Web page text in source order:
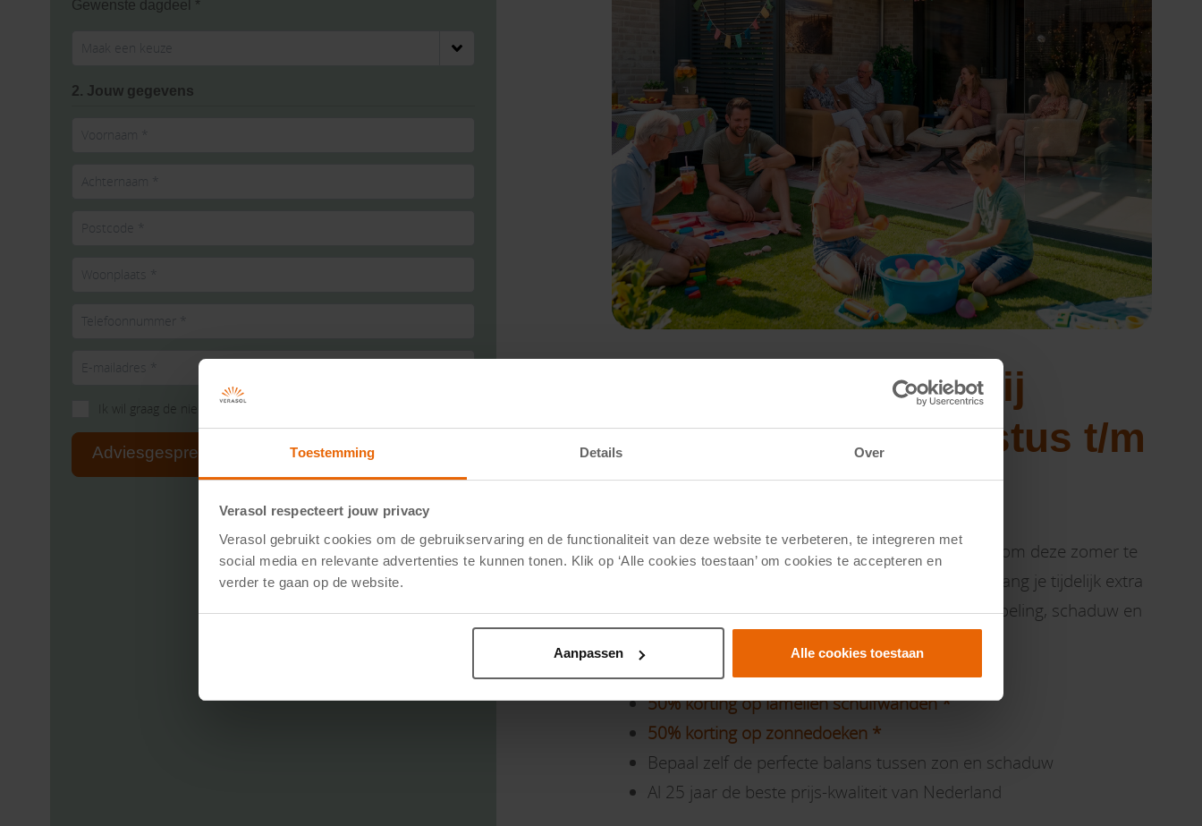
Toestemming Details Over
Verasol respecteert jouw privacy
Verasol gebruikt cookies om de gebruikservaring en de functionaliteit van deze website te verbeteren, te integreren met
social media en relevante advertenties te kunnen tonen. Klik op ‘Alle cookies toestaan’ om cookies te accepteren en
verder te gaan op de website.
Aanpassen Alle cookies toestaan
Gewenste dagdeel *
2. Jouw gegevens
Ik wil graag de nieuwsbrief ontvangen
Adviesgesprek aanvragen
Schaduwvoordeel bij
Verasol van 1 augustus t/m
4 september
Maak van jouw veranda of tuinkamer de fijnste plek om deze zomer te
genieten. Tijdens het Verasol Schaduwvoordeel ontvang je tijdelijk extra
korting op slimme oplossingen die zorgen voor verkoeling, schaduw en
50% korting op lamellen schuifwanden *
50% korting op zonnedoeken *
Bepaal zelf de perfecte balans tussen zon en schaduw
Al 25 jaar de beste prijs-kwaliteit van Nederland